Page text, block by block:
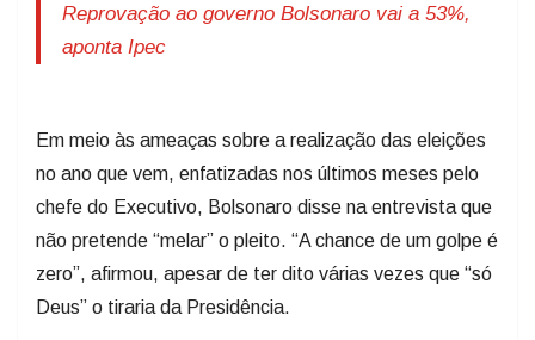
Reprovação ao governo Bolsonaro vai a 53%,
aponta Ipec
Em meio às ameaças sobre a realização das eleições
no ano que vem, enfatizadas nos últimos meses pelo
chefe do Executivo, Bolsonaro disse na entrevista que
não pretende “melar” o pleito. “A chance de um golpe é
zero”, afirmou, apesar de ter dito várias vezes que “só
Deus” o tiraria da Presidência.